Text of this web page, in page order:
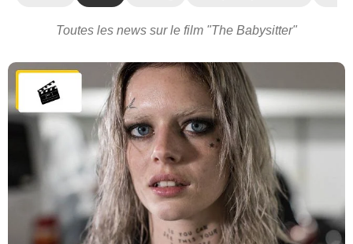
Toutes les news sur le film "The Babysitter"